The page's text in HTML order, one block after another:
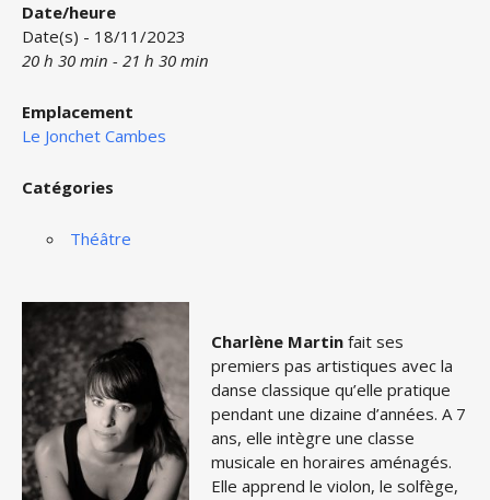
Date/heure
Date(s) - 18/11/2023
20 h 30 min - 21 h 30 min
Emplacement
Le Jonchet Cambes
Catégories
Théâtre
Charlène Martin fait ses
premiers pas artistiques avec la
danse classique qu’elle pratique
pendant une dizaine d’années. A 7
ans, elle intègre une classe
musicale en horaires aménagés.
Elle apprend le violon, le solfège,